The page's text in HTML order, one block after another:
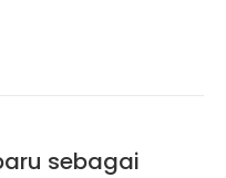
sebagai